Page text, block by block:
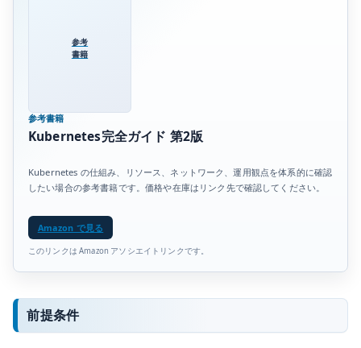
参考
書籍
参考書籍
Kubernetes完全ガイド 第2版
Kubernetes の仕組み、リソース、ネットワーク、運用観点を体系的に確認
したい場合の参考書籍です。価格や在庫はリンク先で確認してください。
Amazon で見る
このリンクは Amazon アソシエイトリンクです。
前提条件